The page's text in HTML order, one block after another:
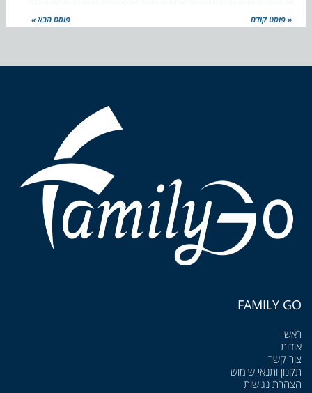
« פוסט קודם פוסט הבא »
FAMILY GO
ראשי
אודות
צור קשר
תקנון ותנאי שימוש
הצהרת נגישות